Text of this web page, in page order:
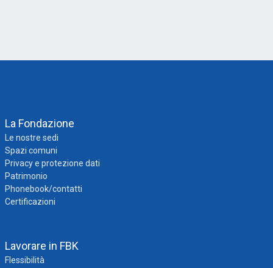
La Fondazione
Le nostre sedi
Spazi comuni
Privacy e protezione dati
Patrimonio
Phonebook/contatti
Certificazioni
Lavorare in FBK
Flessibilità